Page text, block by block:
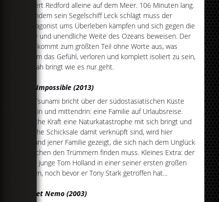
Robert Redford alleine auf dem Meer. 106 Minuten lang.
Nachdem sein Segelschiff Leck schlägt muss der
Protagonist ums Überleben kämpfen und sich gegen die
Stille und unendliche Weite des Ozeans beweisen. Der
Film kommt zum größten Teil ohne Worte aus, was
einem das Gefühl, verloren und komplett isoliert zu sein,
so nah bringt wie es nur geht.
The Impossible (2013)
Ein Tsunami bricht über der südostasiatischen Küste
herein und mittendrin: eine Familie auf Urlaubsreise.
Welche Kraft eine Naturkatastrophe mit sich bringt und
welche Schicksale damit verknüpft sind, wird hier
anhand jener Familie gezeigt, die sich nach dem Unglück
zwischen den Trümmern finden muss. Kleines Extra: der
sehr junge Tom Holland in einer seiner ersten großen
Rollen, noch bevor er Tony Stark getroffen hat…
Findet Nemo (2003)